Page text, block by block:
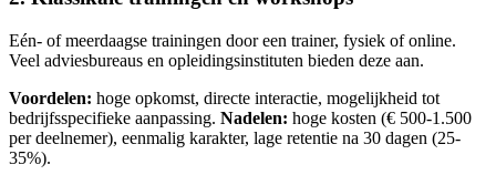
Eén- of meerdaagse trainingen door een trainer, fysiek of online.
Veel adviesbureaus en opleidingsinstituten bieden deze aan.
Voordelen: hoge opkomst, directe interactie, mogelijkheid tot
bedrijfsspecifieke aanpassing. Nadelen: hoge kosten (€ 500-1.500
per deelnemer), eenmalig karakter, lage retentie na 30 dagen (25-
35%).